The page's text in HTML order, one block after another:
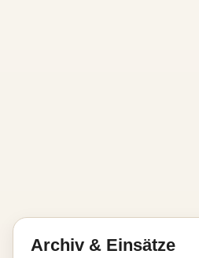
Archiv & Einsätze